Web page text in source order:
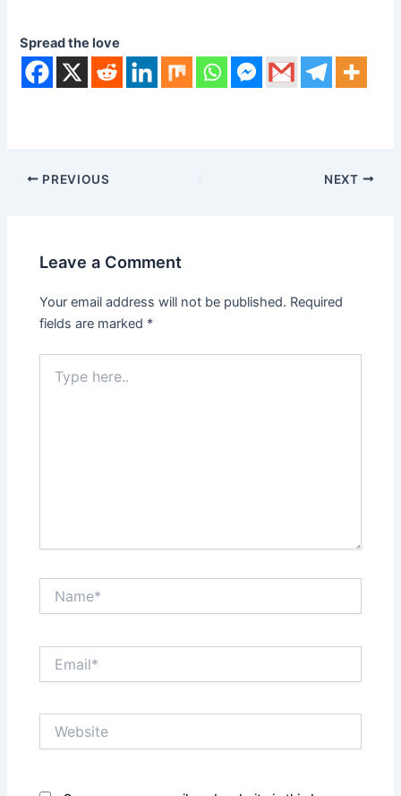
Spread the love
PREVIOUS NEXT
Leave a Comment
Your email address will not be published. Required
fields are marked *
here..